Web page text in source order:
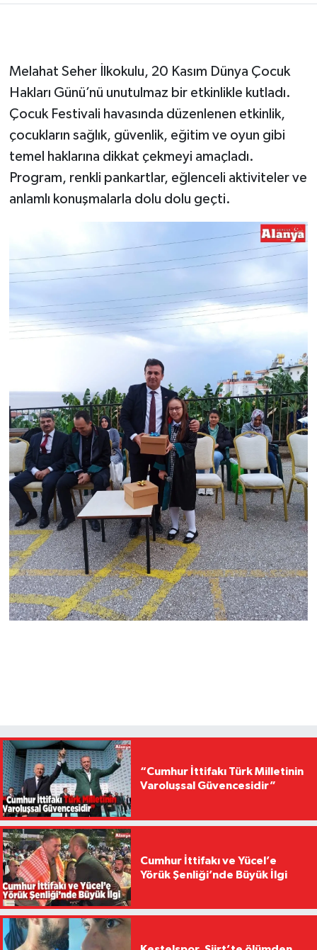
Melahat Seher İlkokulu, 20 Kasım Dünya Çocuk
Hakları Günü’nü unutulmaz bir etkinlikle kutladı.
Çocuk Festivali havasında düzenlenen etkinlik,
çocukların sağlık, güvenlik, eğitim ve oyun gibi
temel haklarına dikkat çekmeyi amaçladı.
Program, renkli pankartlar, eğlenceli aktiviteler ve
anlamlı konuşmalarla dolu dolu geçti.
“Cumhur İttifakı Türk Milletinin
Varoluşsal Güvencesidir”
Cumhur İttifakı ve Yücel’e
Yörük Şenliği’nde Büyük İlgi